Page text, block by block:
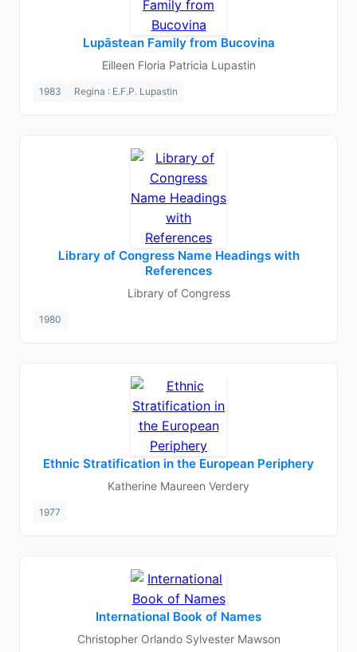
Lupāstean Family from Bucovina
Eilleen Floria Patricia Lupastin
1983 Regina : E.F.P. Lupastin
Library of Congress Name Headings with
References
Library of Congress
1980
Ethnic Stratification in the European Periphery
Katherine Maureen Verdery
1977
International Book of Names
Christopher Orlando Sylvester Mawson